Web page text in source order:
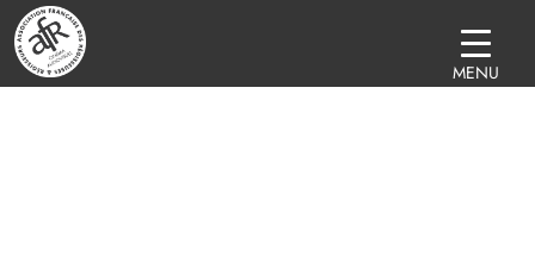
MENU